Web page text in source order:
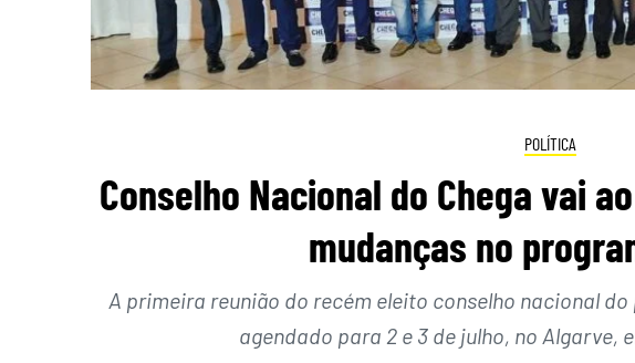
POLÍTICA
Conselho Nacional do Chega vai
mudanças no
A primeira reunião do recém eleito conselho nacional
agendado para 2 e 3 de julho, no Algarve,